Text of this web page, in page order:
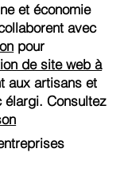
et économie
avec
pour
de site web à
aux artisans et
élargi. Consultez